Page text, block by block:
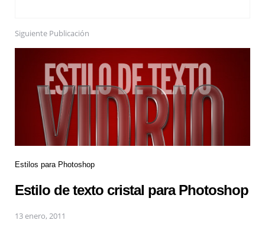
Siguiente Publicación
Estilos para Photoshop
Estilo de texto cristal para Photoshop
13 enero, 2011